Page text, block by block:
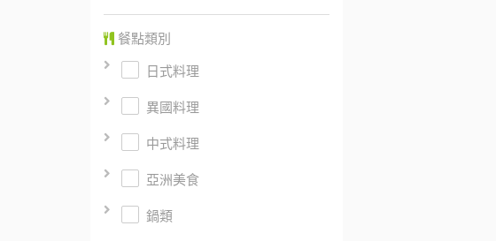
餐點類別
日式料理
異國料理
中式料理
亞洲美食
鍋類